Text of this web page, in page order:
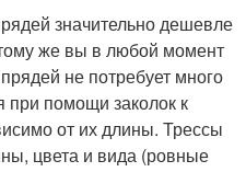
значительно дешевле
же вы в любой момент
не потребует много
при помощи заколок к
от их длины. Трессы
цвета и вида (ровные